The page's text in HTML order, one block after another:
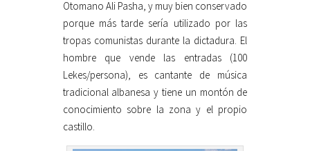
Otomano Ali Pasha, y muy bien conservado
porque más tarde sería utilizado por las
tropas comunistas durante la dictadura. El
hombre que vende las entradas (100
Lekes/persona), es cantante de música
tradicional albanesa y tiene un montón de
conocimiento sobre la zona y el propio
castillo.